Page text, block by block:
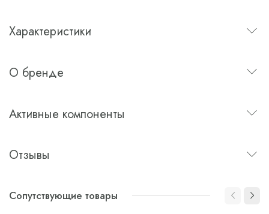
Характеристики
О бренде
Активные компоненты
Отзывы
Сопутствующие товары